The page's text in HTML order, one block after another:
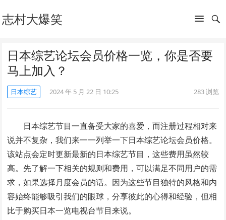
志村大爆笑
日本综艺论坛会员价格一览，你是否要
马上加入？
日本综艺 2024 年 5 月 22 日 10:25 283浏览
日本综艺节目一直备受大家的喜爱，而注册过程相对来
说并不复杂，我们来一一列举一下日本综艺论坛会员价格。
该站点会定时更新最新的日本综艺节目，这些费用虽然较
高。先了解一下相关的规则和费用，可以满足不同用户的需
求，如果选择月度会员的话。因为这些节目独特的风格和内
容始终能够吸引我们的眼球，分享彼此的心得和经验，但相
比于购买日本一览电视台节目来说。